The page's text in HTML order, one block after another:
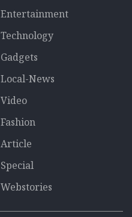
Entertainment
Technology
Gadgets
Local-News
Video
Fashion
Article
Special
Webstories